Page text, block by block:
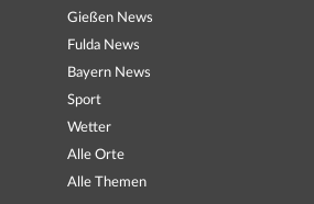
Gießen News
Fulda News
Bayern News
Sport
Wetter
Alle Orte
Alle Themen